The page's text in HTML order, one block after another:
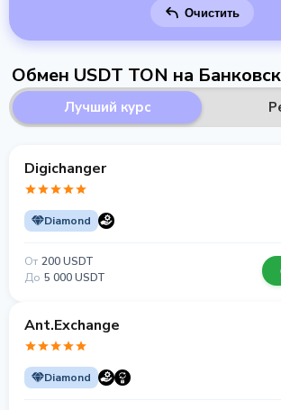
Очистить
Обмен USDT TON на
Лучший курс
Digichanger
Diamond
От 200 USDT
До 5 000 USDT
Ant.Exchange
Diamond